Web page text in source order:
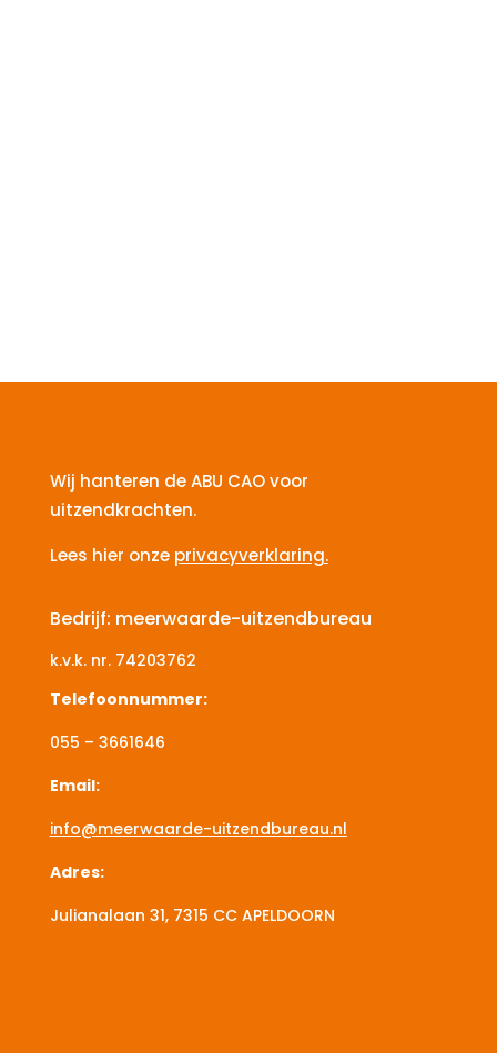
Wij hanteren de ABU CAO voor
uitzendkrachten.
Lees hier onze privacyverklaring.
Bedrijf: meerwaarde-uitzendbureau
k.v.k. nr.74203762
Telefoonnummer:
055 – 3661646
Email:
info@meerwaarde-uitzendbureau.nl
Adres:
Julianalaan 31, 7315 CCAPELDOORN